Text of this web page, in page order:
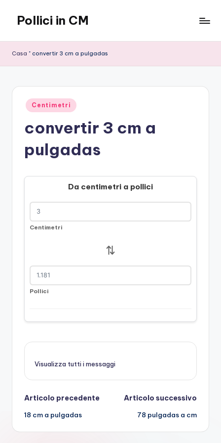
contenuto
Pollici in CM
Casa " convertir 3 cm a pulgadas
Pubblicato
in
Centimetri
convertir 3 cm a
pulgadas
Da centimetri a pollici
Centimetri
⇅
Pollici
Visualizza tutti i messaggi
Navigazione
posticipata
Articolo precedente
18 cm a pulgadas
Articolo successivo
78 pulgadas a cm